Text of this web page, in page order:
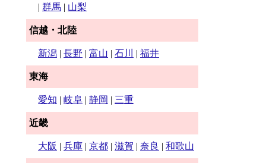
| 群馬 | 山梨
信越・北陸
新潟 | 長野 | 富山 | 石川 | 福井
東海
愛知 | 岐阜 | 静岡 | 三重
近畿
大阪 | 兵庫 | 京都 | 滋賀 | 奈良 | 和歌山